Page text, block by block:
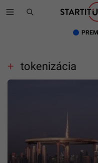
tokenizácia